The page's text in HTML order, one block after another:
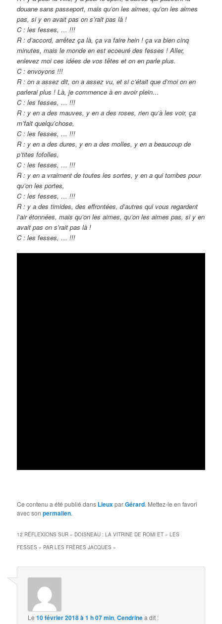
douane sans passeport, mais qu’on les aimes, qu’on les aimes
pas, si y en avait pas on s’rait pas là !
C : les fesses, … !!!
R : d’accord, arrêtez ça là, ça va faire hein ! ça va bien cinq
minutes, mais le monde en est ecoeuré des fesses ! Aller,
enlevez moi ces idées de vos têtes et on en parle plus.
C : envoyons !!!
R : on a assez dit, on a assez vu, et si c’était que d’moi on en
parlerai plus ! Là, je commence à en avoir plein…
C : les fesses, … !!!
R : y en a des mauves, y en a des roses, rien qu’à les voir, ça
m’fait quelqu’chose,
C : les fesses, … !!!
R : y en a des dures, y en a des molles, y en a beaucoup de
p’tites fofolles,
C : les fesses, … !!!
R : y en a vraiment de toutes les sortes, y en a qui tombes pour
qu’on les portes,
C : les fesses, … !!!
R : y a des timides, des effrontées, d’autres qui vous regardent
l’air étonnées, mais qu’on les aimes, qu’on les aimes pas, si y en
avait pas on s’rait pas là !
C : les fesses, … !!!
Ce contenu a été publié dans LieuxparGérard. Mettez-le en favori
avec sonpermalien.
12 RÉFLEXIONS SUR « DOISNEAU : LA VITRINE DE ROMI ET « LES
FESSES » PAR LES FRÈRES JACQUES »
Le10 février 2018 à 1 h 07 min,Cendrinea dit :